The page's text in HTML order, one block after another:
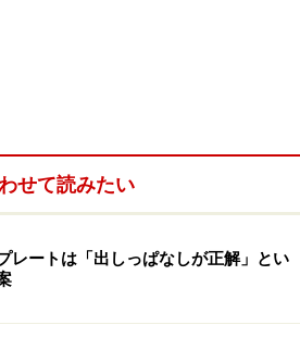
せて読みたい
レートは「出しっぱなしが正解」とい